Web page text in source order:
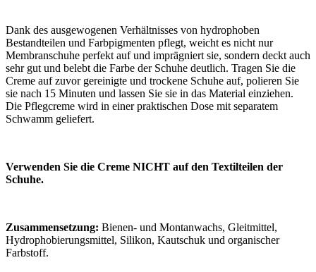
Dank des ausgewogenen Verhältnisses von hydrophoben
Bestandteilen und Farbpigmenten pflegt, weicht es nicht nur
Membranschuhe perfekt auf und imprägniert sie, sondern deckt auch
sehr gut und belebt die Farbe der Schuhe deutlich. Tragen Sie die
Creme auf zuvor gereinigte und trockene Schuhe auf, polieren Sie
sie nach 15 Minuten und lassen Sie sie in das Material einziehen.
Die Pflegcreme wird in einer praktischen Dose mit separatem
Schwamm geliefert.
Verwenden Sie die Creme NICHT auf den Textilteilen der
Schuhe.
Zusammensetzung: Bienen- und Montanwachs, Gleitmittel,
Hydrophobierungsmittel, Silikon, Kautschuk und organischer
Farbstoff.